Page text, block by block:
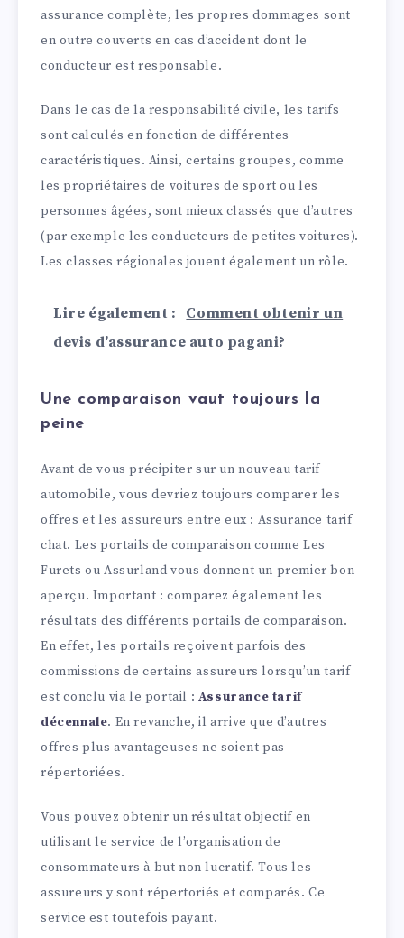
assurance complète, les propres dommages sont
en outre couverts en cas d’accident dont le
conducteur est responsable.
Dans le cas de la responsabilité civile, les tarifs
sont calculés en fonction de différentes
caractéristiques. Ainsi, certains groupes, comme
les propriétaires de voitures de sport ou les
personnes âgées, sont mieux classés que d’autres
(par exemple les conducteurs de petites voitures).
Les classes régionales jouent également un rôle.
Lire également :
Comment obtenir un
devis d'assurance auto pagani?
Une comparaison vaut toujours la
peine
Avant de vous précipiter sur un nouveau tarif
automobile, vous devriez toujours comparer les
offres et les assureurs entre eux : Assurance tarif
chat. Les portails de comparaison comme Les
Furets ou Assurland vous donnent un premier bon
aperçu. Important : comparez également les
résultats des différents portails de comparaison.
En effet, les portails reçoivent parfois des
commissions de certains assureurs lorsqu’un tarif
est conclu via le portail : Assurance tarif
décennale. En revanche, il arrive que d’autres
offres plus avantageuses ne soient pas
répertoriées.
Vous pouvez obtenir un résultat objectif en
utilisant le service de l’organisation de
consommateurs à but non lucratif. Tous les
assureurs y sont répertoriés et comparés. Ce
service est toutefois payant.